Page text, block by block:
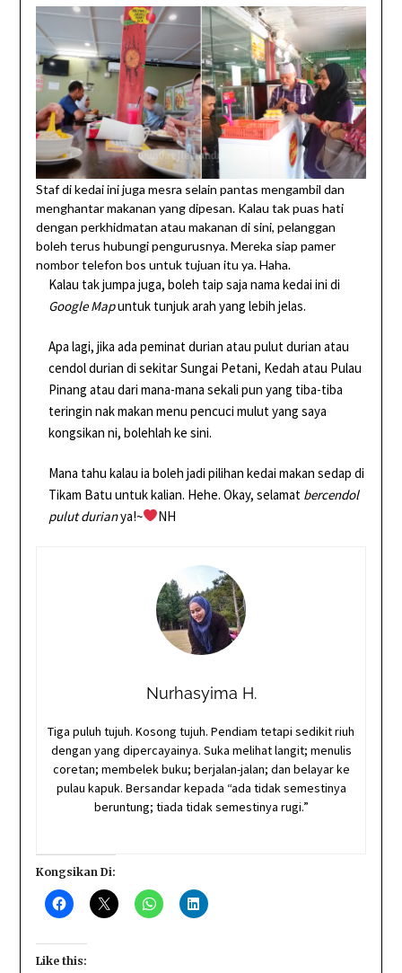
Staf di kedai ini juga mesra selain pantas mengambil dan
menghantar makanan yang dipesan. Kalau tak puas hati
dengan perkhidmatan atau makanan di sini, pelanggan
boleh terus hubungi pengurusnya. Mereka siap pamer
nombor telefon bos untuk tujuan itu ya. Haha.
Kalau tak jumpa juga, boleh taip saja nama kedai ini di
Google Mapuntuk tunjuk arah yang lebih jelas.
Apa lagi, jika ada peminat durian atau pulut durian atau
cendol durian di sekitar Sungai Petani, Kedah atau Pulau
Pinang atau dari mana-mana sekali pun yang tiba-tiba
teringin nak makan menu pencuci mulut yang saya
kongsikan ni, bolehlah ke sini.
Mana tahu kalau ia boleh jadi pilihan kedai makan sedap di
Tikam Batu untuk kalian. Hehe. Okay, selamat bercendol
pulut durianya!~ NH
Nurhasyima H.
Tiga puluh tujuh. Kosong tujuh. Pendiam tetapi sedikit riuh
dengan yang dipercayainya. Suka melihat langit; menulis
coretan; membelek buku; berjalan-jalan; dan belayar ke
pulau kapuk. Bersandar kepada “ada tidak semestinya
beruntung; tiada tidak semestinya rugi.”
Kongsikan Di:
Like this: